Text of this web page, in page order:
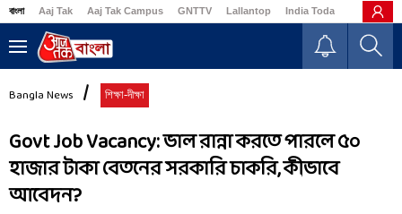
বাংলা Aaj Tak Aaj Tak Campus GNTTV Lallantop India Today Business
Bangla News শিক্ষা-দীক্ষা
Govt Job Vacancy: ভাল রান্না করতে পারলে ৫০
হাজার টাকা বেতনের সরকারি চাকরি, কীভাবে
আবেদন?